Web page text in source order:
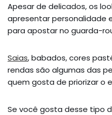
Apesar de delicados, os
apresentar personalidade
para apostar no guarda-
Saias, babados, cores
rendas são algumas das
quem gosta de priorizar o
Se você gosta desse tipo